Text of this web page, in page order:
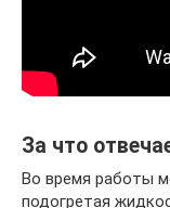
За что
Во время работы
подогретая